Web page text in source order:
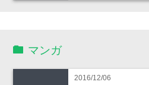
マンガ
2016/12/06